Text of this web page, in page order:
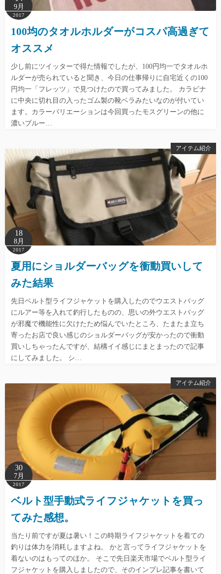
9月
2017
100均のタオルホルダーがコスパ高過ぎて
オススメ
少し前にツイッターで得た情報でしたが、100円均一でタオルホ
ルダーが売られていると聞き、今日の仕事帰りに自宅近くの100
円均一「フレッツ」で見つけたので買ってみました。 カラビナ
に中央に切れ目の入ったゴム製の靴ベラみたいなのが付いてい
ます。カラーバリエーションは今回買ったモスグリーンの他に
濃いブルー…
アイテム紹介
18
8月
2017
夏用にショルダーバッグを衝動買いして
みた結果
先日ベルト型ライフジャケットを購入したのでウエストバッグ
にルアー等を入れて釣行したものの、思いの外ウエストバッグ
が邪魔で機能性に欠けたため悩んでいたところ、たまたま立ち
寄ったお店で良い感じのショルダーバッグが安かったので衝動
買いしちゃったんですが、結構イイ感じにまとまったので記事
にしてみました。 シ…
アイテム紹介
30
7月
2017
ベルト型手動式ライフジャケットを買っ
てみた感想。
当たり前ですが夏は暑い！この時期ライフジャケットを着ての
釣りは体力を消耗しますよね。 かと言ってライフジャケットを
着ないのはもってのほか。 そこで先日楽天市場でベルト型ライ
フジャケットを購入しましたので、そのインプレ記事を書いて